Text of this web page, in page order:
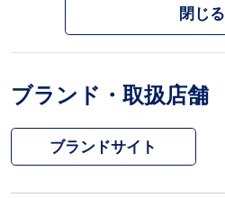
閉じる
ブランド・取扱店舗
ブランドサイト